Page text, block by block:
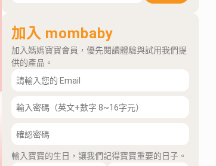
加入 mombaby
加入媽媽寶寶會員，優先閱讀體驗與試用我們提
供的產品。
輸入寶寶的生日，讓我們記得寶寶重要的日子。